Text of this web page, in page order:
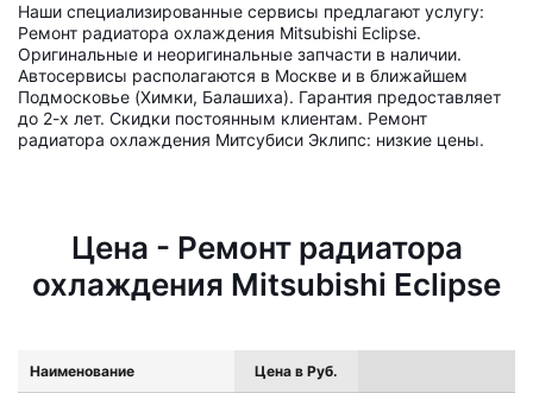
Наши специализированные сервисы предлагают услугу:
Ремонт радиатора охлаждения Mitsubishi Eclipse.
Оригинальные и неоригинальные запчасти в наличии.
Автосервисы располагаются в Москве и в ближайшем
Подмосковье (Химки, Балашиха). Гарантия предоставляет
до 2-х лет. Скидки постоянным клиентам. Ремонт
радиатора охлаждения Митсубиси Эклипс: низкие цены.
Цена - Ремонт радиатора
охлаждения Mitsubishi Eclipse
Наименование Цена в Руб.